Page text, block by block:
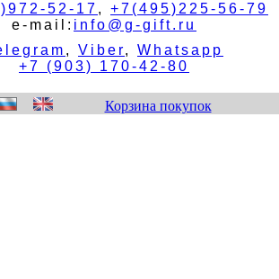
52-17 , +7(495)225-56-79
e-mail: info@g-gift.ru
, Viber, Whatsapp
+7 (903) 170-42-80
Корзина покупок